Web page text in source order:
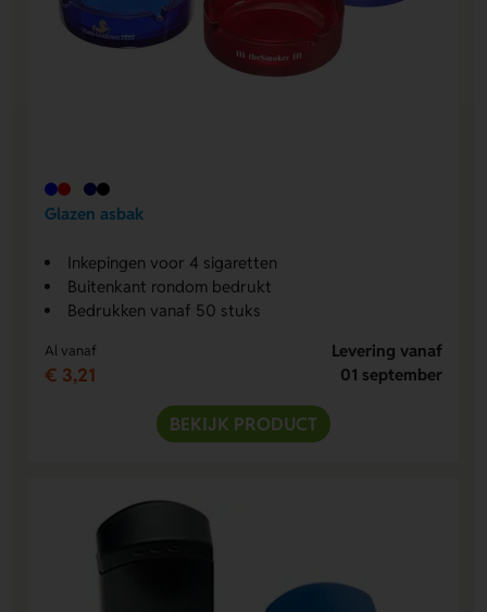
Glazen asbak
Inkepingen voor 4 sigaretten
Buitenkant rondom bedrukt
Bedrukken vanaf 50 stuks
Al vanaf
€ 3,21
Levering vanaf
01 september
BEKIJK PRODUCT